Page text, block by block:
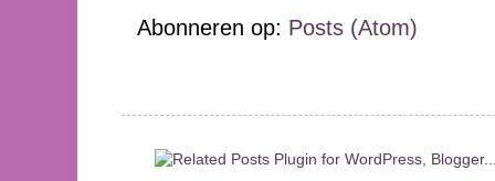
Abonneren op: Posts (Atom)